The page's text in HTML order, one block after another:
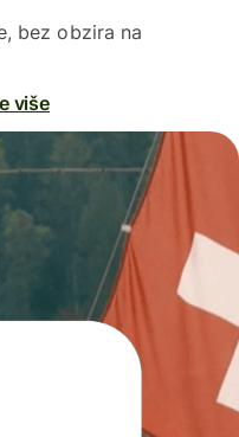
bez obzira na
više